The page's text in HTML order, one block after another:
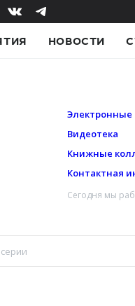
НОВОСТИ
Электронные
Видеотека
Книжные
Контактная
Сегодня мы